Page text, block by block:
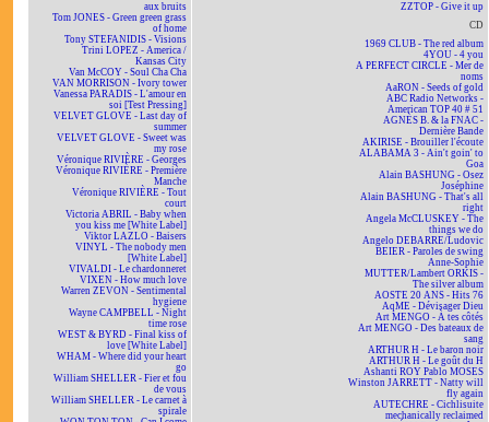
aux bruits
Tom JONES - Green green grass
of home
Tony STEFANIDIS - Visions
Trini LOPEZ - America /
Kansas City
Van McCOY - Soul Cha Cha
VAN MORRISON - Ivory tower
Vanessa PARADIS - L'amour en
soi [Test Pressing]
VELVET GLOVE - Last day of
summer
VELVET GLOVE - Sweet was
my rose
Véronique RIVIÈRE - Georges
Véronique RIVIÈRE - Première
Manche
Véronique RIVIÈRE - Tout
court
Victoria ABRIL - Baby when
you kiss me [White Label]
Viktor LAZLO - Baisers
VINYL - The nobody men
[White Label]
VIVALDI - Le chardonneret
VIXEN - How much love
Warren ZEVON - Sentimental
hygiene
Wayne CAMPBELL - Night
time rose
WEST & BYRD - Final kiss of
love [White Label]
WHAM - Where did your heart
go
William SHELLER - Fier et fou
de vous
William SHELLER - Le carnet à
spirale
ZZTOP - Give it up
CD
1969 CLUB - The red album
4YOU - 4 you
A PERFECT CIRCLE - Mer de
noms
AaRON - Seeds of gold
ABC Radio Networks -
American TOP 40 # 51
AGNÈS B. & la FNAC -
Dernière Bande
AKIRISE - Brouiller l'écoute
ALABAMA 3 - Ain't goin' to
Goa
Alain BASHUNG - Osez
Joséphine
Alain BASHUNG - That's all
right
Angela McCLUSKEY - The
things we do
Angelo DEBARRE/Ludovic
BEIER - Paroles de swing
Anne-Sophie
MUTTER/Lambert ORKIS -
The silver album
AOSTE 20 ANS - Hits 76
AqME - Dévisager Dieu
Art MENGO - À tes côtés
Art MENGO - Des bateaux de
sang
ARTHUR H - Le baron noir
ARTHUR H - Le goût du H
Ashanti ROY Pablo MOSES
Winston JARRETT - Natty will
fly again
AUTECHRE - Cichlisuite
mechanically reclaimed